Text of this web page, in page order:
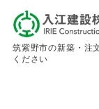
筑紫野市の新築・注
ください